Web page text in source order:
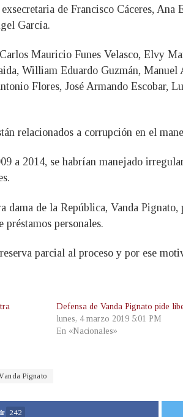
de Francisco Cáceres,
García.
Mauricio Funes Velasco, Elvy
William Eduardo Guzmán,
Flores, José Armando
relacionados a corrupción en el
a 2014, se habrían manejado
dama de la República, Vanda
personales.
parcial al proceso y por ese
Defensa de Vanda Pignato pide
lunes, 4 marzo 2019 5:01 PM
En «Nacionales»
Pignato
242